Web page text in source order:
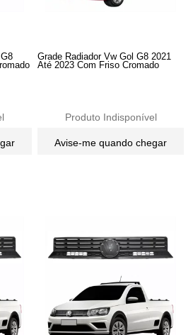
Grade Radiador Vw Gol G8 2021
Até 2023 Com Friso Cromado
Produto Indisponível
Avise-me quando chegar